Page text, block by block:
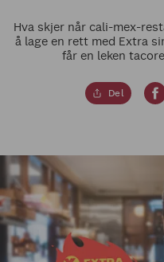
Hva skjer når cali-mex-
å lage en rett med Extra
får en leken
Del